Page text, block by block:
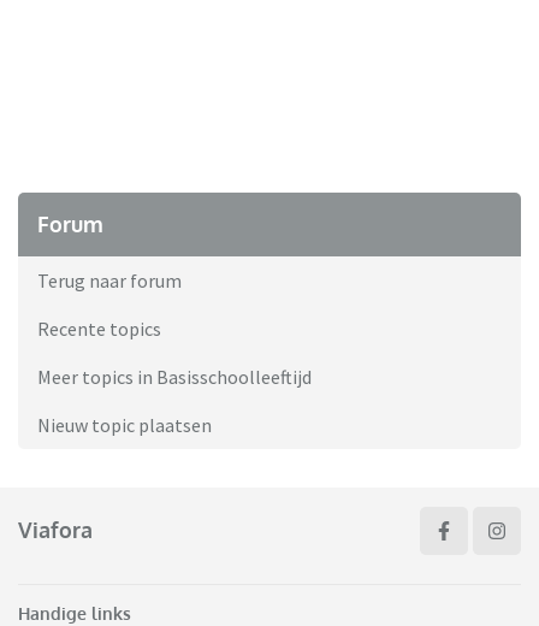
Forum
Terug naar forum
Recente topics
Meer topics in Basisschoolleeftijd
Nieuw topic plaatsen
Viafora
Handige links